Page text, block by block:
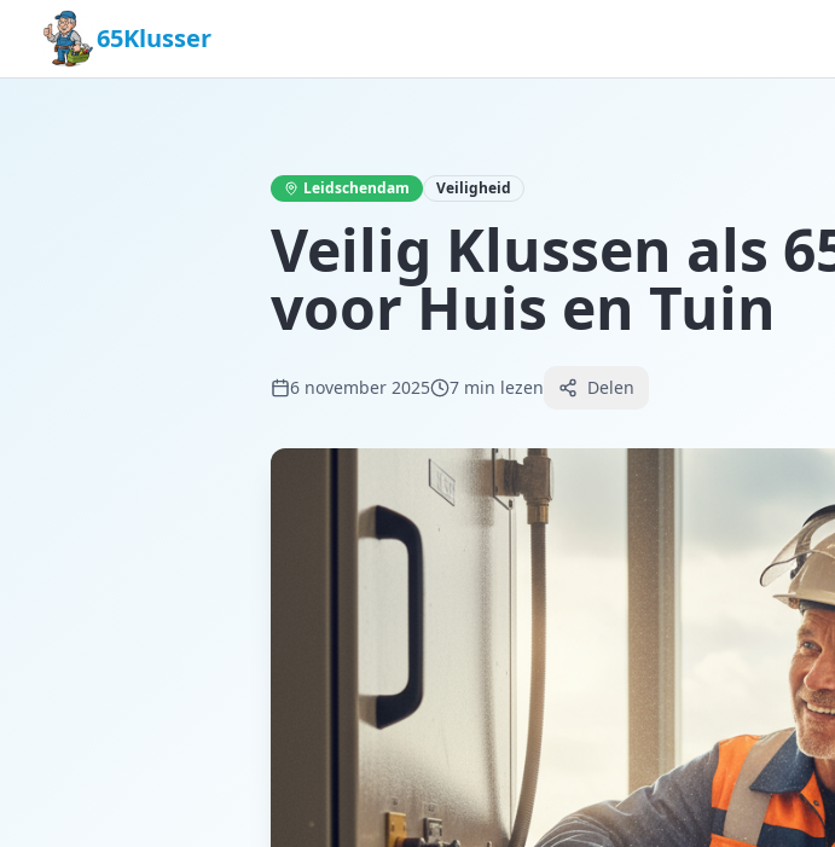
65Klusser
Leidschendam Veiligheid
Veilig Klussen als
voor Huis en Tuin
6 november 2025 7 min lezen Delen